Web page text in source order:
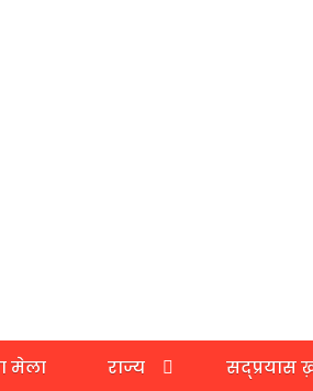
मेला राज्य सद्प्रयास